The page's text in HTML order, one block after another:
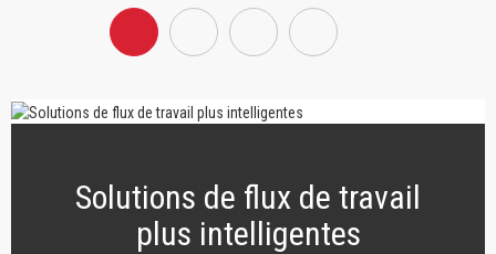
Solutions de flux de travail
plus intelligentes